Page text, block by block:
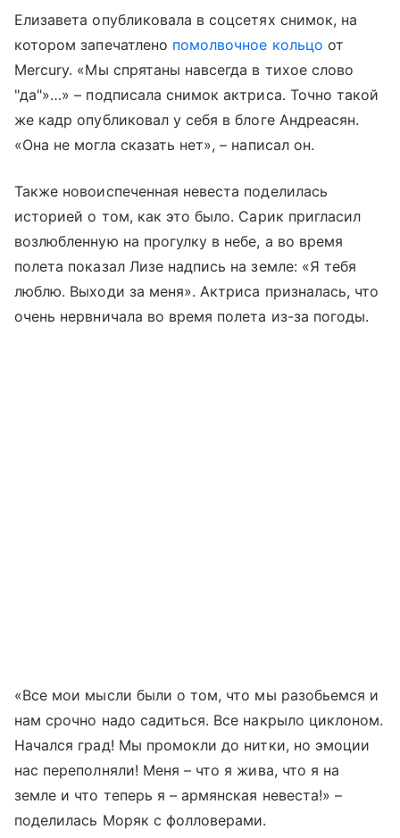
Елизавета опубликовала в соцсетях снимок, на
котором запечатлено помолвочное кольцо от
Mercury. «Мы спрятаны навсегда в тихое слово
"да"»…» – подписала снимок актриса. Точно такой
же кадр опубликовал у себя в блоге Андреасян.
«Она не могла сказать нет», – написал он.
Также новоиспеченная невеста поделилась
историей о том, как это было. Сарик пригласил
возлюбленную на прогулку в небе, а во время
полета показал Лизе надпись на земле: «Я тебя
люблю. Выходи за меня». Актриса призналась, что
очень нервничала во время полета из-за погоды.
«Все мои мысли были о том, что мы разобьемся и
нам срочно надо садиться. Все накрыло циклоном.
Начался град! Мы промокли до нитки, но эмоции
нас переполняли! Меня – что я жива, что я на
земле и что теперь я – армянская невеста!» –
поделилась Моряк с фолловерами.